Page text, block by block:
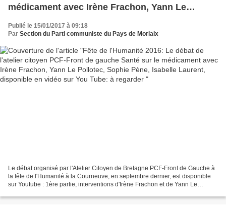
médicament avec Irène Frachon, Yann Le
disponible en vidéo sur You Tube: à regarder
Publié le 15/01/2017 à 09:18
Par Section du Parti communiste du Pays de Morlaix
Le débat organisé par l'Atelier Citoyen de Bretagne PCF-Front de Gauche à
la fête de l'Humanité à la Courneuve, en septembre dernier, est disponible
sur Youtube : 1ère partie, interventions d'Irène Frachon et de Yann Le